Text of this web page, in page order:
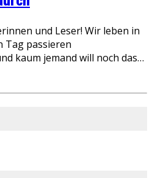
und Leser! Wir leben in
Tag passieren
kaum jemand will noch das…